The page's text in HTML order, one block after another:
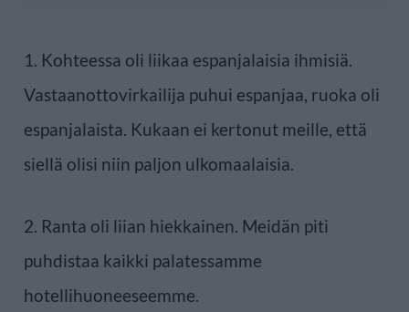
1. Kohteessa oli liikaa espanjalaisia ihmisiä.
Vastaanottovirkailija puhui espanjaa, ruoka oli
espanjalaista. Kukaan ei kertonut meille, että
siellä olisi niin paljon ulkomaalaisia.
2. Ranta oli liian hiekkainen. Meidän piti
puhdistaa kaikki palatessamme
hotellihuoneeseemme.